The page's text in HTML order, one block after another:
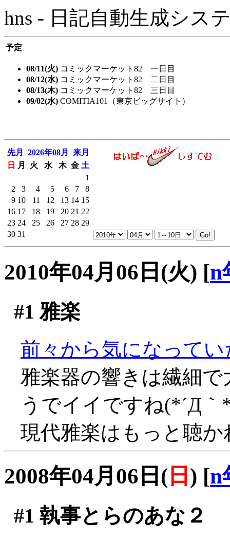
hns - 日記自動生成シス
予定
08/11(火) コミックマーケット82 一日目
08/12(水) コミックマーケット82 二日目
08/13(木) コミックマーケット82 三日目
09/02(水) COMITIA101（東京ビッグサイト）
先月 2026年08月
来月
日
月 火 水 木 金 土
1
2
3 4 5 6 7
8
9 10 11 12 13 14 15
16 17 18 19 20 21 22
23 24 25 26 27 28 29
30 31
2010年04月06日(火) [n
#1 雅楽
前々から気になって
雅楽器の響きは繊細
うでイイですね(*´Д｀
現代雅楽はもっと聴
2008年04月06日( 日 ) [n
#1 執事とらのあな２